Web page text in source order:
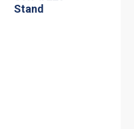
Stekbord model